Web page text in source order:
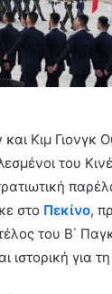
και Κιμ
του
στο Πεκίνο,
του Β΄
ιστορική για